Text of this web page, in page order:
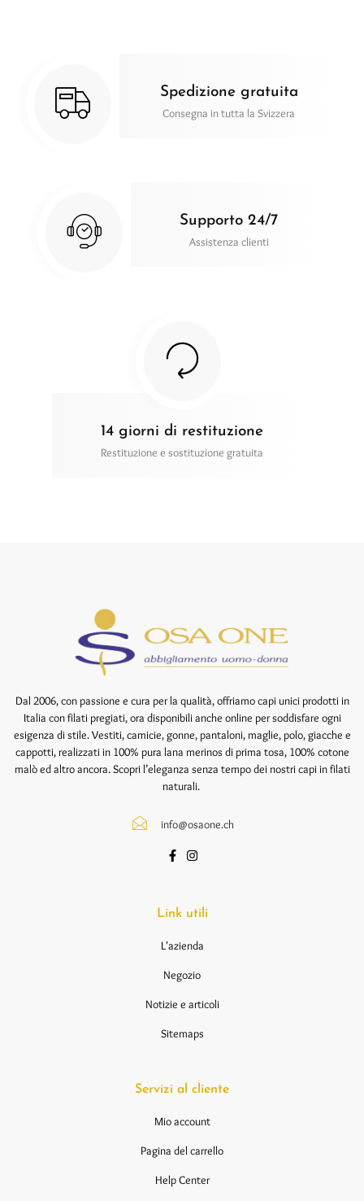
Spedizione gratuita
Consegna in tutta la Svizzera
Supporto 24/7
Assistenza clienti
14 giorni di restituzione
Restituzione e sostituzione gratuita
Dal 2006, con passione e cura per la qualità, offriamo capi unici prodotti in
Italia con filati pregiati, ora disponibili anche online per soddisfare ogni
esigenza di stile. Vestiti, camicie, gonne, pantaloni, maglie, polo, giacche e
cappotti, realizzati in 100% pura lana merinos di prima tosa, 100% cotone
malò ed altro ancora. Scopri l’eleganza senza tempo dei nostri capi in filati
naturali.
info@osaone.ch
Link utili
L'azienda
Negozio
Notizie e articoli
Sitemaps
Servizi al cliente
Mio account
Pagina del carrello
Help Center